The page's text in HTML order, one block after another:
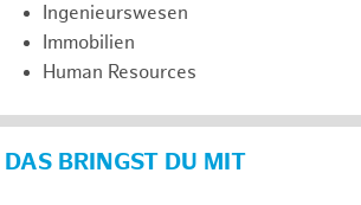
Ingenieurswesen
Immobilien
Human Resources
DAS BRINGST DU MIT